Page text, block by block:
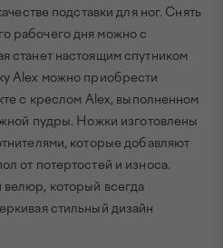
подставки для ног. Снять
рабочего дня можно с
станет настоящим спутником
Alex можно приобрести
с креслом Alex, выполненном
пудры. Ножки изготовлены
которые добавляют
от потертостей и износа.
который всегда
стильный дизайн